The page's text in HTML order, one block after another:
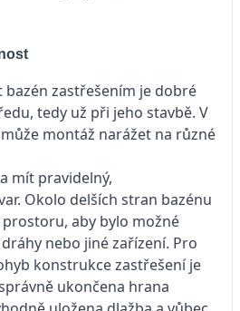
zastřešením je dobré
tedy už při jeho stavbě. V
montáž narážet na různé
mít pravidelný,
Okolo delších stran bazénu
aby bylo možné
nebo jiné zařízení. Pro
konstrukce zastřešení je
ukončena hrana